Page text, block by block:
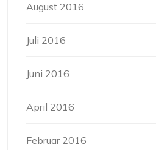
August 2016
Juli 2016
Juni 2016
April 2016
Februar 2016